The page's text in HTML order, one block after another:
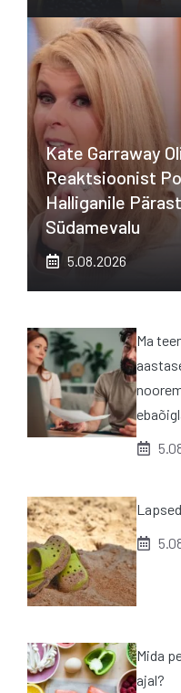
Kate Garraway
Reaktsioonist
Halliganile
Südamevalu
5.08.2026
Ma
Mida
ajal?